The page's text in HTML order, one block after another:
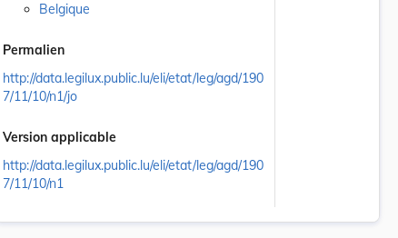
Belgique
Permalien
http://data.legilux.public.lu/eli/etat/leg/agd/190
7/11/10/n1/jo
Version applicable
http://data.legilux.public.lu/eli/etat/leg/agd/190
7/11/10/n1